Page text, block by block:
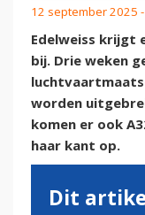
12 september 2025
Edelweiss krijgt
bij. Drie weken
worden
komen er ook
haar kant op.
Dit